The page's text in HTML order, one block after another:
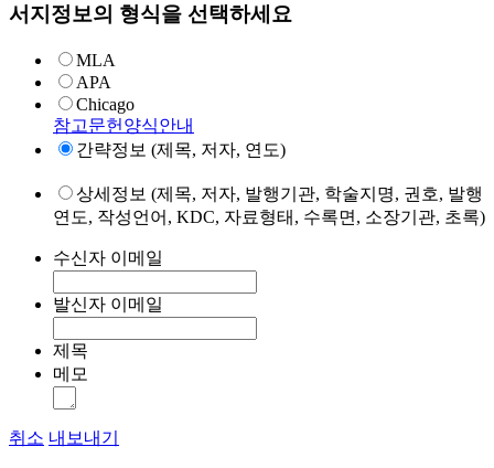
서지정보의 형식을 선택하세요
MLA
APA
Chicago
참고문헌양식안내
간략정보 (제목, 저자, 연도)
상세정보 (제목, 저자, 발행기관, 학술지명, 권호, 발행
연도, 작성언어, KDC, 자료형태, 수록면, 소장기관, 초록)
수신자 이메일
발신자 이메일
제목
메모
취소 내보내기